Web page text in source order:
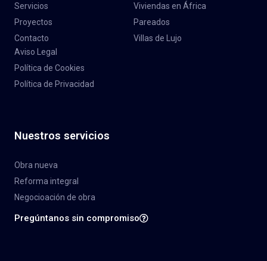
Servicios
Proyectos
Contacto
Viviendas en África
Pareados
Villas de Lujo
Aviso Legal
Política de Cookies
Política de Privacidad
Nuestros servicios
Obra nueva
Reforma integral
Negocioación de obra
Pregúntanos sin compromiso